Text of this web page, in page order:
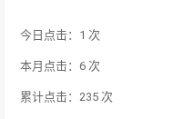
今日点击：1 次
本月点击：6 次
累计点击：235 次